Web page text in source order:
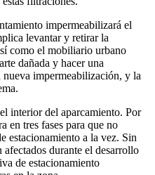
impermeabilizará el
levantar y retirar la
como el mobiliario urbano
dañada y hacer una
impermeabilización, y la
interior del aparcamiento. Por
en tres fases para que no
estacionamiento a la vez. Sin
durante el desarrollo
de estacionamiento